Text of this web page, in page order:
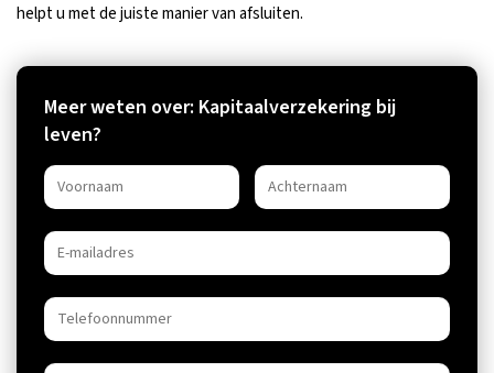
helpt u met de juiste manier van afsluiten.
Meer weten over: Kapitaalverzekering bij
leven?